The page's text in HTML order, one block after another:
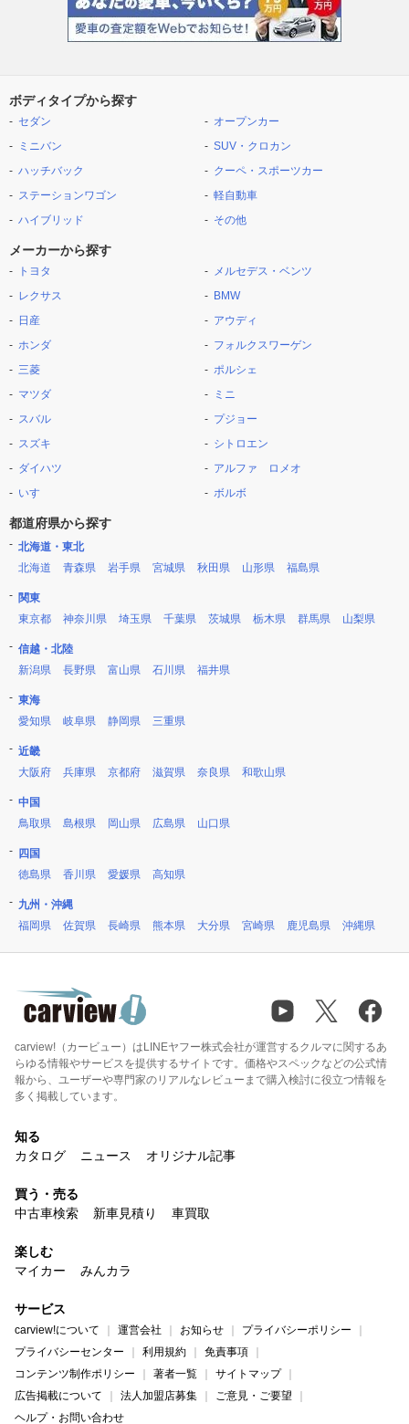
ボディタイプから探す
セダン
ミニバン
ハッチバック
ステーションワゴン
ハイブリッド
オープンカー
SUV・クロカン
クーペ・スポーツカー
軽自動車
その他
メーカーから探す
トヨタ
レクサス
日産
ホンダ
三菱
マツダ
スバル
スズキ
ダイハツ
いすゞ
メルセデス・ベンツ
BMW
アウディ
フォルクスワーゲン
ポルシェ
ミニ
プジョー
シトロエン
アルファ ロメオ
ボルボ
都道府県から探す
北海道・東北
北海道
青森県 岩手県 宮城県 秋田県 山形県 福島県
関東
東京都
神奈川県 埼玉県 千葉県 茨城県 栃木県 群馬県 山梨県
信越・北陸
新潟県
長野県 富山県 石川県 福井県
東海
愛知県
岐阜県 静岡県 三重県
近畿
大阪府
兵庫県 京都府 滋賀県 奈良県 和歌山県
中国
鳥取県
島根県 岡山県 広島県 山口県
四国
徳島県
香川県 愛媛県 高知県
九州・沖縄
福岡県
佐賀県 長崎県 熊本県 大分県 宮崎県 鹿児島県 沖縄県
carview!（カービュー）はLINEヤフー株式会社が運営するクルマに関するあ
らゆる情報やサービスを提供するサイトです。価格やスペックなどの公式情
報から、ユーザーや専門家のリアルなレビューまで購入検討に役立つ情報を
多く掲載しています。
知る
カタログ
ニュース オリジナル記事
買う・売る
中古車検索
新車見積り 車買取
楽しむ
マイカー
みんカラ
サービス
carview!について 運営会社 お知らせ
プライバシーポリシー
プライバシーセンター
利用規約
免責事項
コンテンツ制作ポリシー
著者一覧
サイトマップ
広告掲載について
法人加盟店募集
ご意見・ご要望
ヘルプ・お問い合わせ